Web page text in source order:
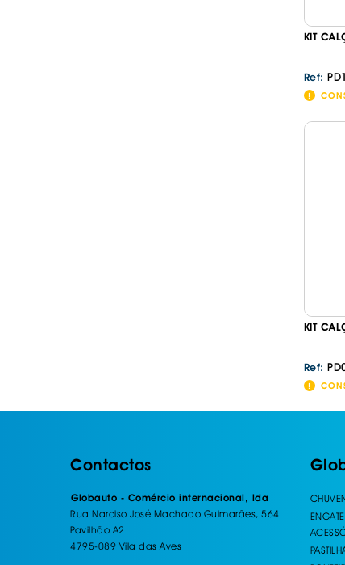
KIT
Ref:
KIT
Ref:
Contactos
Globauto - Comércio internacional, lda
Rua Narciso José Machado Guimarães, 564
Pavilhão A2
4795-089 Vila das Aves